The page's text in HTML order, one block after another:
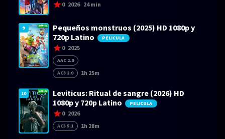
0 2026 24 min
9
Pequeños monstruos (2025) HD 1080p y
720p Latino
PELICULA
0 2025
AAC 2.0
AC3 2.0
1h 25m
10
Leviticus: Ritual de sangre (2026) HD
1080p y 720p Latino
PELICULA
0 2026
AC3 5.1 1h 28m